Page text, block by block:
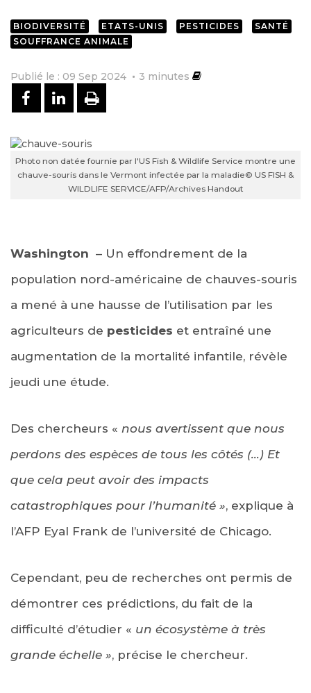
BIODIVERSITÉ ETATS-UNIS PESTICIDES
SANTÉ
SOUFFRANCE ANIMALE
Publié le : 09 Sep 2024 3 minutes
PARTAGER SUR FACEBOOK
PARTAGER SUR LINKEDIN
IMPRIMER
Photo non datée fournie par l'US Fish & Wildlife Service montre une
chauve-souris dans le Vermont infectée par la maladie© US FISH &
WILDLIFE SERVICE/AFP/Archives Handout
Washington – Un effondrement de la
population nord-américaine de chauves-souris
a mené à une hausse de l’utilisation par les
agriculteurs de pesticides et entraîné une
augmentation de la mortalité infantile, révèle
jeudi une étude.
Des chercheurs « nous avertissent que nous
perdons des espèces de tous les côtés (…) Et
que cela peut avoir des impacts
catastrophiques pour l’humanité », explique à
l’AFP Eyal Frank de l’université de Chicago.
Cependant, peu de recherches ont permis de
démontrer ces prédictions, du fait de la
difficulté d’étudier « un écosystème à très
grande échelle », précise le chercheur.